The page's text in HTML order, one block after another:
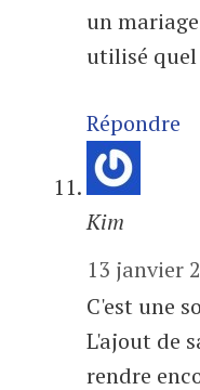
un
utilisé quel
Répondre
Kim
13 janvier
C'est une
L'ajout de
rendre